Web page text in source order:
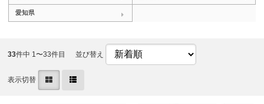
愛知県
33件中 1〜33件目 並び替え
表示切替